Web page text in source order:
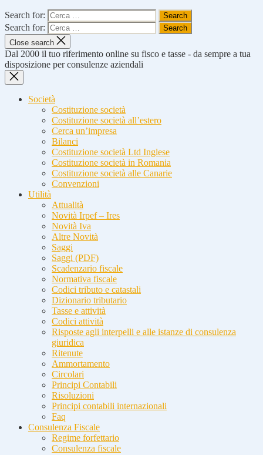
Search for:
Search for:
Close search
Dal 2000 il tuo riferimento online su fisco e tasse - da sempre a tua
disposizione per consulenze aziendali
Società
Costituzione società
Costituzione società all’estero
Cerca un’impresa
Bilanci
Costituzione società Ltd Inglese
Costituzione società in Romania
Costituzione società alle Canarie
Convenzioni
Utilità
Attualità
Novità Irpef – Ires
Novità Iva
Altre Novità
Saggi
Saggi (PDF)
Scadenzario fiscale
Normativa fiscale
Codici tributo e catastali
Dizionario tributario
Tasse e attività
Codici attività
Risposte agli interpelli e alle istanze di consulenza
giuridica
Ritenute
Ammortamento
Circolari
Principi Contabili
Risoluzioni
Principi contabili internazionali
Faq
Consulenza Fiscale
Regime forfettario
Consulenza fiscale